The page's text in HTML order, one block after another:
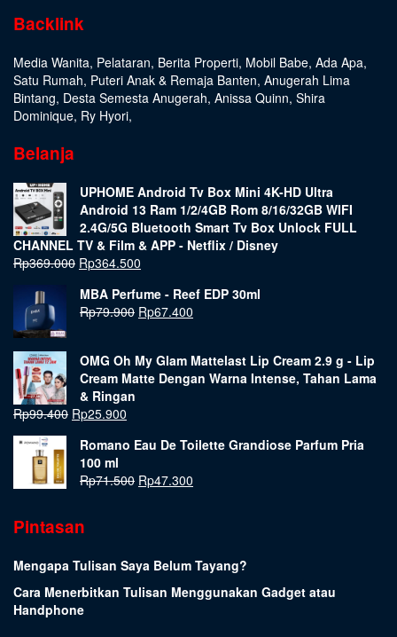
Backlink
Media Wanita, Pelataran, Berita Properti, Mobil Babe, Ada Apa,
Satu Rumah, Puteri Anak & Remaja Banten, Anugerah Lima
Bintang, Desta Semesta Anugerah, Anissa Quinn, Shira
Dominique, Ry Hyori,
Belanja
UPHOME Android Tv Box Mini 4K-HD Ultra
Android 13 Ram 1/2/4GB Rom 8/16/32GB WIFI
2.4G/5G Bluetooth Smart Tv Box Unlock FULL
CHANNEL TV & Film & APP - Netflix / Disney
Rp369.000 Rp364.500
MBA Perfume - Reef EDP 30ml
Rp79.900 Rp67.400
OMG Oh My Glam Mattelast Lip Cream 2.9 g - Lip
Cream Matte Dengan Warna Intense, Tahan Lama
& Ringan
Rp99.400 Rp25.900
Romano Eau De Toilette Grandiose Parfum Pria
100 ml
Rp71.500 Rp47.300
Pintasan
Mengapa Tulisan Saya Belum Tayang?
Cara Menerbitkan Tulisan Menggunakan Gadget atau
Handphone